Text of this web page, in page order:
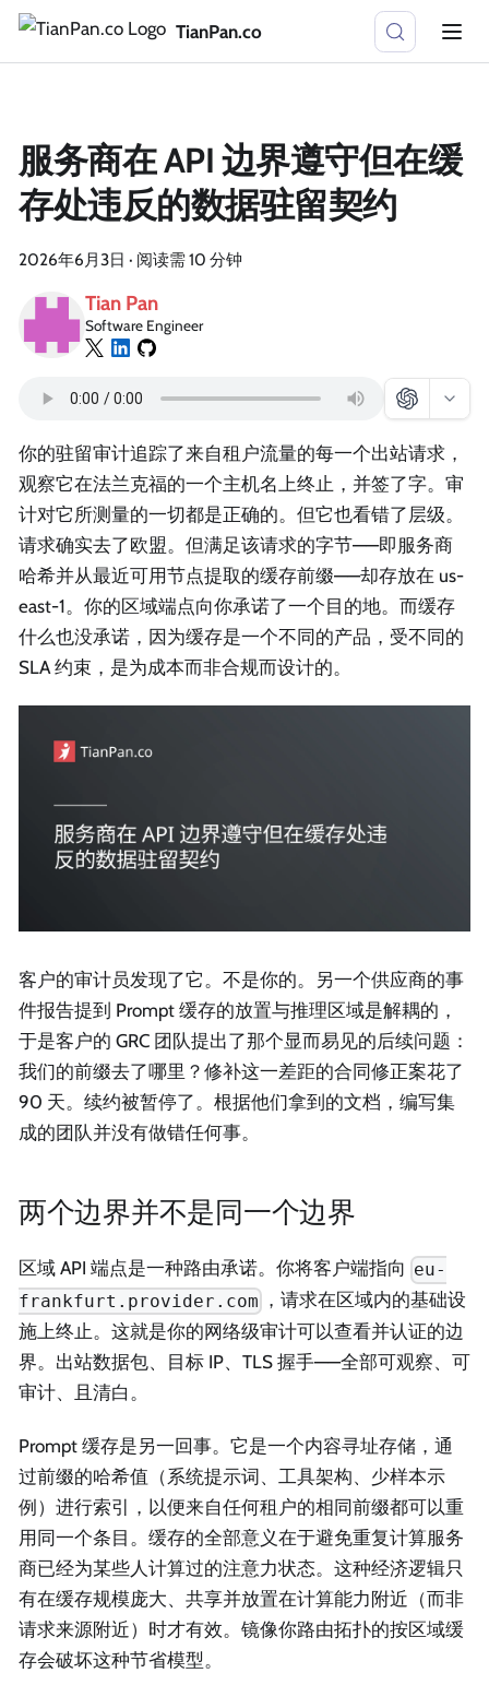
TianPan.co
服务商在 API 边界遵守但在缓
存处违反的数据驻留契约
2026年6月3日 · 阅读需 10 分钟
Tian Pan
Software Engineer
你的驻留审计追踪了来自租户流量的每一个出站请求，
观察它在法兰克福的一个主机名上终止，并签了字。审
计对它所测量的一切都是正确的。但它也看错了层级。
请求确实去了欧盟。但满足该请求的字节——即服务商
哈希并从最近可用节点提取的缓存前缀——却存放在 us-
east-1。你的区域端点向你承诺了一个目的地。而缓存
什么也没承诺，因为缓存是一个不同的产品，受不同的
SLA 约束，是为成本而非合规而设计的。
客户的审计员发现了它。不是你的。另一个供应商的事
件报告提到 Prompt 缓存的放置与推理区域是解耦的，
于是客户的 GRC 团队提出了那个显而易见的后续问题：
我们的前缀去了哪里？修补这一差距的合同修正案花了
90 天。续约被暂停了。根据他们拿到的文档，编写集
成的团队并没有做错任何事。
两个边界并不是同一个边界
区域 API 端点是一种路由承诺。你将客户端指向 eu-
frankfurt.provider.com ，请求在区域内的基础设
施上终止。这就是你的网络级审计可以查看并认证的边
界。出站数据包、目标 IP、TLS 握手——全部可观察、可
审计、且清白。
Prompt 缓存是另一回事。它是一个内容寻址存储，通
过前缀的哈希值（系统提示词、工具架构、少样本示
例）进行索引，以便来自任何租户的相同前缀都可以重
用同一个条目。缓存的全部意义在于避免重复计算服务
商已经为某些人计算过的注意力状态。这种经济逻辑只
有在缓存规模庞大、共享并放置在计算能力附近（而非
请求来源附近）时才有效。镜像你路由拓扑的按区域缓
存会破坏这种节省模型。